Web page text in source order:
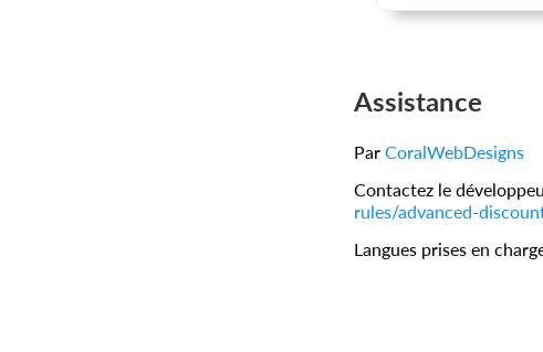
Assistance
Par CoralWebDesigns
Contactez le
rules/advanced-
Langues prises en